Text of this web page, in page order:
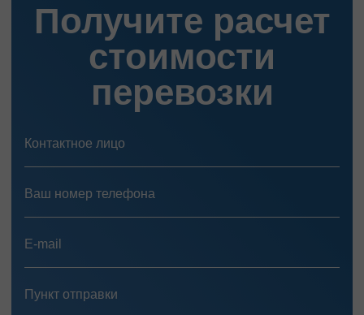
Получите расчет
стоимости
перевозки